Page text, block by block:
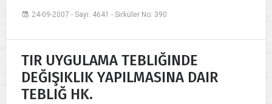
24-09-2007 - Sayı: 4641 - Sirküler No: 390
TIR UYGULAMA TEBLIĞINDE
DEĞIŞIKLIK YAPILMASINA DAIR
TEBLIĞ HK.